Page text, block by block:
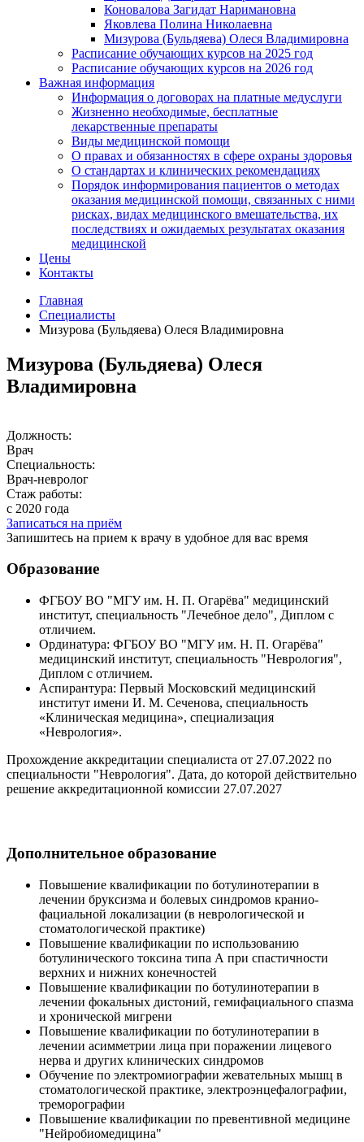
Коновалова Загидат Наримановна
Яковлева Полина Николаевна
Мизурова (Бульдяева) Олеся Владимировна
Расписание обучающих курсов на 2025 год
Расписание обучающих курсов на 2026 год
Важная информация
Информация о договорах на платные медуслуги
Жизненно необходимые, бесплатные
лекарственные препараты
Виды медицинской помощи
О правах и обязанностях в сфере охраны здоровья
О стандартах и клинических рекомендациях
Порядок информирования пациентов о методах
оказания медицинской помощи, связанных с ними
рисках, видах медицинского вмешательства, их
последствиях и ожидаемых результатах оказания
медицинской
Цены
Контакты
Главная
Специалисты
Мизурова (Бульдяева) Олеся Владимировна
Мизурова (Бульдяева) Олеся
Владимировна
Должность:
Врач
Специальность:
Врач-невролог
Стаж работы:
с 2020 года
Записаться на приём
Запишитесь на прием к врачу в удобное для вас время
Образование
ФГБОУ ВО "МГУ им. Н. П. Огарёва" медицинский
институт, специальность "Лечебное дело", Диплом с
отличием.
Ординатура: ФГБОУ ВО "МГУ им. Н. П. Огарёва"
медицинский институт, специальность "Неврология",
Диплом с отличием.
Аспирантура: Первый Московский медицинский
институт имени И. М. Сеченова, специальность
«Клиническая медицина», специализация
«Неврология».
Прохождение аккредитации специалиста от 27.07.2022 по
специальности "Неврология". Дата, до которой действительно
решение аккредитационной комиссии 27.07.2027
Дополнительное образование
Повышение квалификации по ботулинотерапии в
лечении бруксизма и болевых синдромов кранио-
фациальной локализации (в неврологической и
стоматологической практике)
Повышение квалификации по использованию
ботулинического токсина типа А при спастичности
верхних и нижних конечностей
Повышение квалификации по ботулинотерапии в
лечении фокальных дистоний, гемифациального спазма
и хронической мигрени
Повышение квалификации по ботулинотерапии в
лечении асимметрии лица при поражении лицевого
нерва и других клинических синдромов
Обучение по электромиографии жевательных мышц в
стоматологической практике, электроэнцефалографии,
треморографии
Повышение квалификации по превентивной медицине
"Нейробиомедицина"